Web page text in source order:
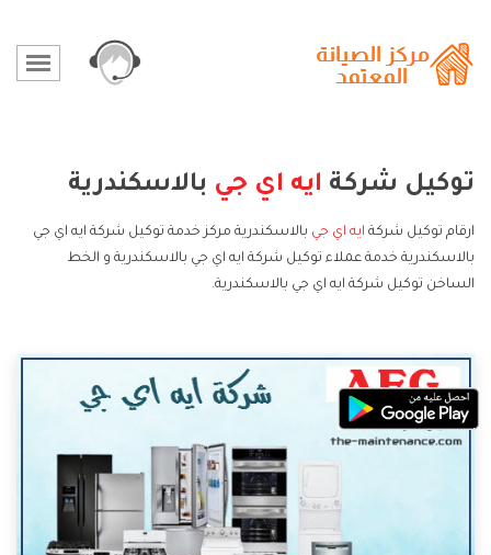
توكيل شركة ايه اي جي بالاسكندرية
ارقام توكيل شركة ايه اي جي بالاسكندرية مركز خدمة توكيل شركة ايه اي جي
بالاسكندرية خدمة عملاء توكيل شركة ايه اي جي بالاسكندرية و الخط
الساخن توكيل شركة ايه اي جي بالاسكندرية.